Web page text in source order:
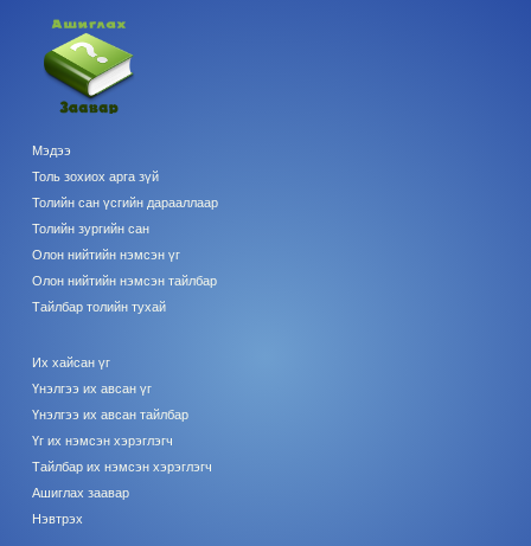
Мэдээ
Толь зохиох арга зүй
Толийн сан үсгийн дарааллаар
Толийн зургийн сан
Олон нийтийн нэмсэн үг
Олон нийтийн нэмсэн тайлбар
Тайлбар толийн тухай
Их хайсан үг
Үнэлгээ их авсан үг
Үнэлгээ их авсан тайлбар
Үг их нэмсэн хэрэглэгч
Тайлбар их нэмсэн хэрэглэгч
Ашиглах заавар
Нэвтрэх